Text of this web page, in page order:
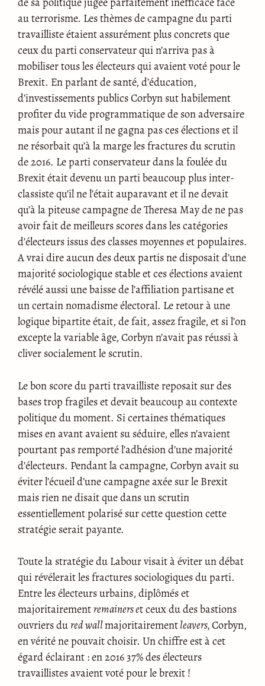
au terrorisme. Les thèmes de campagne du parti
travailliste étaient assurément plus concrets que
ceux du parti conservateur qui n’arriva pas à
mobiliser tous les électeurs qui avaient voté pour le
Brexit. En parlant de santé, d’éducation,
d’investissements publics Corbyn sut habilement
profiter du vide programmatique de son adversaire
mais pour autant il ne gagna pas ces élections et il
ne résorbait qu’à la marge les fractures du scrutin
de 2016. Le parti conservateur dans la foulée du
Brexit était devenu un parti beaucoup plus inter-
classiste qu’il ne l’était auparavant et il ne devait
qu’à la piteuse campagne de Theresa May de ne pas
avoir fait de meilleurs scores dans les catégories
d’électeurs issus des classes moyennes et populaires.
A vrai dire aucun des deux partis ne disposait d’une
majorité sociologique stable et ces élections avaient
révélé aussi une baisse de l’affiliation partisane et
un certain nomadisme électoral. Le retour à une
logique bipartite était, de fait, assez fragile, et si l’on
excepte la variable âge, Corbyn n’avait pas réussi à
cliver socialement le scrutin.
Le bon score du parti travailliste reposait sur des
bases trop fragiles et devait beaucoup au contexte
politique du moment. Si certaines thématiques
mises en avant avaient su séduire, elles n’avaient
pourtant pas remporté l’adhésion d’une majorité
d’électeurs. Pendant la campagne, Corbyn avait su
éviter l’écueil d’une campagne axée sur le Brexit
mais rien ne disait que dans un scrutin
essentiellement polarisé sur cette question cette
stratégie serait payante.
Toute la stratégie du Labour visait à éviter un débat
qui révélerait les fractures sociologiques du parti.
Entre les électeurs urbains, diplômés et
majoritairementremainers et ceux du des bastions
ouvriers dured wallmajoritairementleavers,Corbyn,
en vérité ne pouvait choisir. Un chiffre est à cet
égard éclairant : en 2016 37% des électeurs
travaillistes avaient voté pour le brexit !